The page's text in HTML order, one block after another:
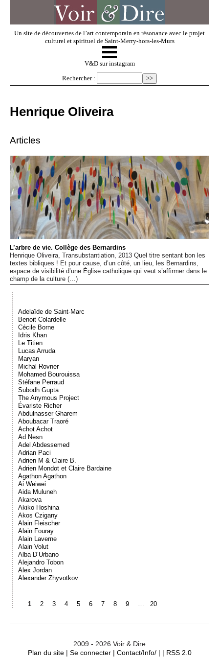
Un site de découvertes de l’art contemporain en résonance avec le projet
culturel et spirituel de Saint-Merry-hors-les-Murs
V & D
Regarder
Dossiers
Événements
Sacré
Cousinages
☰
V&D sur instagram
Rechercher :
Henrique Oliveira
Articles
L’arbre de vie. Collège des Bernardins
Henrique Oliveira, Transubstantiation, 2013 Quel titre sentant bon les
textes bibliques ! Et pour cause, d’un côté, un lieu, les Bernardins,
espace de visibilité d’une Église catholique qui veut s’affirmer dans le
champ de la culture (…)
Adelaïde de Saint-Marc
Benoit Colardelle
Cécile Borne
Idris Khan
Le Titien
Lucas Arruda
Maryan
Michal Rovner
Mohamed Bourouissa
Stéfane Perraud
Subodh Gupta
The Anymous Project
Évariste Richer
Abdulnasser Gharem
Aboubacar Traoré
Achot Achot
Ad Nesn
Adel Abdessemed
Adrian Paci
Adrien M & Claire B.
Adrien Mondot et Claire Bardaine
Agathon Agathon
Ai Weiwei
Aida Muluneh
Akarova
Akiko Hoshina
Akos Czigany
Alain Fleischer
Alain Fouray
Alain Laverne
Alain Volut
Alba D’Urbano
Alejandro Tobon
Alex Jordan
Alexander Zhyvotkov
1 2 3 4 5 6 7 8 9 20
2009 - 2026 Voir & Dire
Plan du site| Se connecter| Contact/Info/| | RSS 2.0